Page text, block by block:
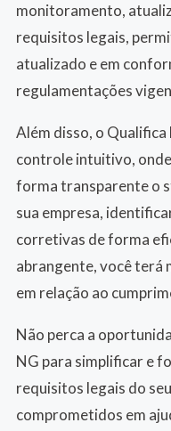
monitoramento,
requisitos legais,
atualizado e em
regulamentações
Além disso, o
controle intuitivo,
forma transparente o
sua empresa,
corretivas de forma
abrangente, você terá
em relação ao
Não perca a
NG para simplificar e
requisitos legais do
comprometidos em